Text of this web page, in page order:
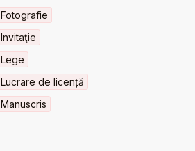
Fotografie
Invitaţie
Lege
Lucrare de licență
Manuscris